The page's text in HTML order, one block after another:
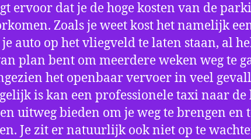
ervoor dat je de hoge kosten van de
Zoals je weet kost het namelijk
auto op het vliegveld te laten staan, al
plan bent om meerdere weken weg te
het openbaar vervoer in veel
is kan een professionele taxi naar
uitweg bieden om je weg te brengen en
Je zit er natuurlijk ook niet op te